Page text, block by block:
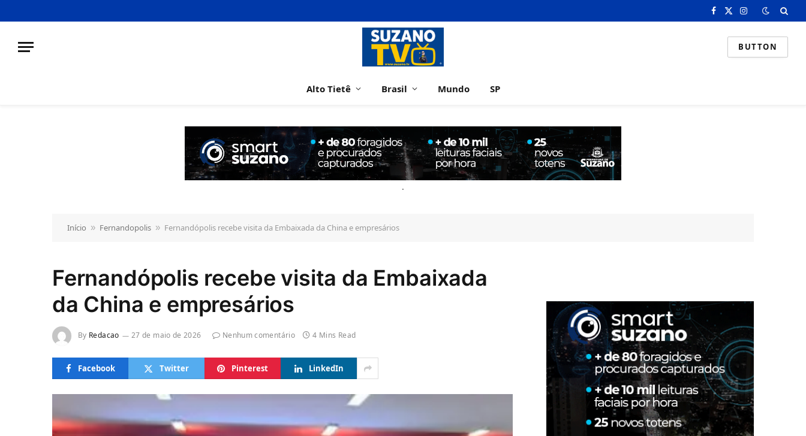
Facebook
X
Instagram
BUTTON
Alto Tietê Brasil Mundo SP
.
Início » Fernandopolis » Fernandópolis recebe visita da Embaixada da China e empresários
Fernandópolis recebe visita da Embaixada
da China e empresários
By Redacao 27 de maio de 2026 Nenhum comentário 4 Mins Read
Facebook Twitter Pinterest LinkedIn